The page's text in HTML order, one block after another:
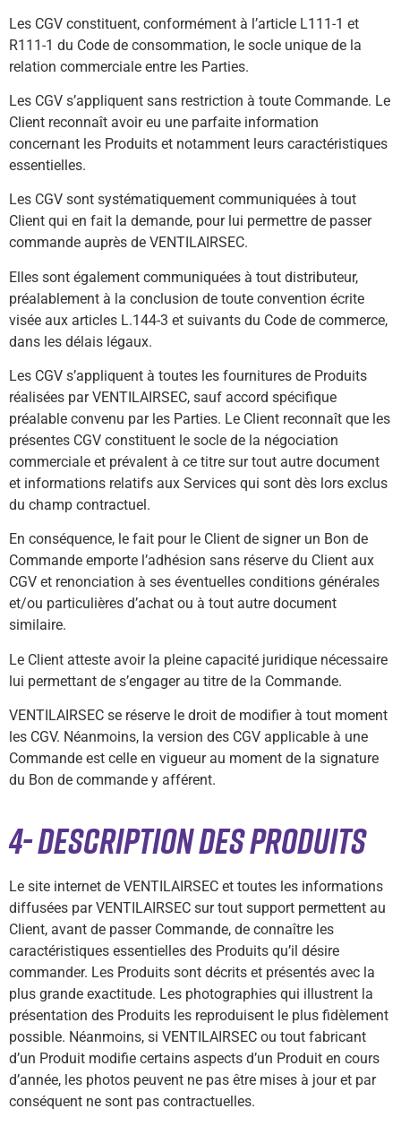
Les CGV constituent, conformément à l’article L111-1 et
R111-1 du Code de consommation, le socle unique de la
relation commerciale entre les Parties.
Les CGV s’appliquent sans restriction à toute Commande. Le
Client reconnaît avoir eu une parfaite information
concernant les Produits et notamment leurs caractéristiques
essentielles.
Les CGV sont systématiquement communiquées à tout
Client qui en fait la demande, pour lui permettre de passer
commande auprès de VENTILAIRSEC.
Elles sont également communiquées à tout distributeur,
préalablement à la conclusion de toute convention écrite
visée aux articles L.144-3 et suivants du Code de commerce,
dans les délais légaux.
Les CGV s’appliquent à toutes les fournitures de Produits
réalisées par VENTILAIRSEC, sauf accord spécifique
préalable convenu par les Parties. Le Client reconnaît que les
présentes CGV constituent le socle de la négociation
commerciale et prévalent à ce titre sur tout autre document
et informations relatifs aux Services qui sont dès lors exclus
du champ contractuel.
En conséquence, le fait pour le Client de signer un Bon de
Commande emporte l’adhésion sans réserve du Client aux
CGV et renonciation à ses éventuelles conditions générales
et/ou particulières d’achat ou à tout autre document
similaire.
Le Client atteste avoir la pleine capacité juridique nécessaire
lui permettant de s’engager au titre de la Commande.
VENTILAIRSEC se réserve le droit de modifier à tout moment
les CGV. Néanmoins, la version des CGV applicable à une
Commande est celle en vigueur au moment de la signature
du Bon de commande y afférent.
4- DESCRIPTION DES PRODUITS
Le site internet de VENTILAIRSEC et toutes les informations
diffusées par VENTILAIRSEC sur tout support permettent au
Client, avant de passer Commande, de connaître les
caractéristiques essentielles des Produits qu’il désire
commander. Les Produits sont décrits et présentés avec la
plus grande exactitude. Les photographies qui illustrent la
présentation des Produits les reproduisent le plus fidèlement
possible. Néanmoins, si VENTILAIRSEC ou tout fabricant
d’un Produit modifie certains aspects d’un Produit en cours
d’année, les photos peuvent ne pas être mises à jour et par
conséquent ne sont pas contractuelles.